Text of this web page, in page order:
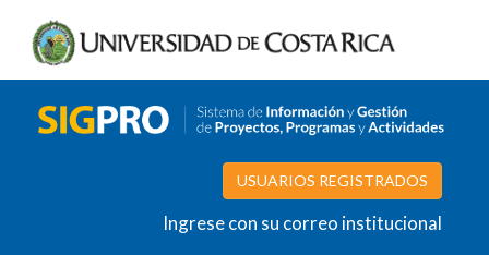
USUARIOS REGISTRADOS
Ingrese con su correo institucional